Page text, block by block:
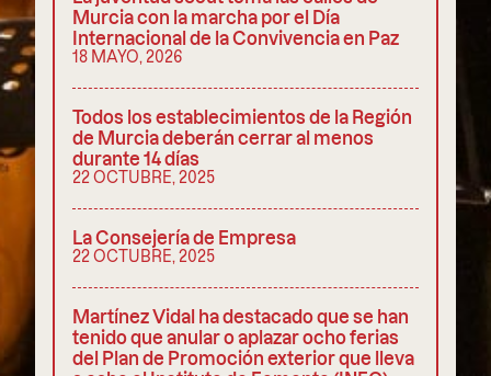
Murcia con la marcha por el Día
Internacional de la Convivencia en Paz
18 MAYO, 2026
Todos los establecimientos de la Región
de Murcia deberán cerrar al menos
durante 14 días
22 OCTUBRE, 2025
La Consejería de Empresa
22 OCTUBRE, 2025
Martínez Vidal ha destacado que se han
tenido que anular o aplazar ocho ferias
del Plan de Promoción exterior que lleva